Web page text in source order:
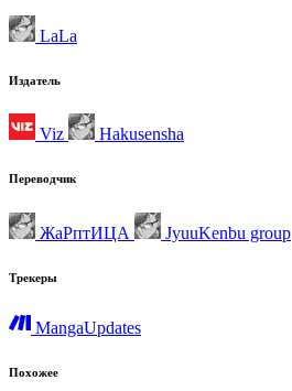
LaLa
Издатель
Viz Hakusensha
Переводчик
ЖаРптИЦА JyuuKenbu group
Трекеры
MangaUpdates
Похожее